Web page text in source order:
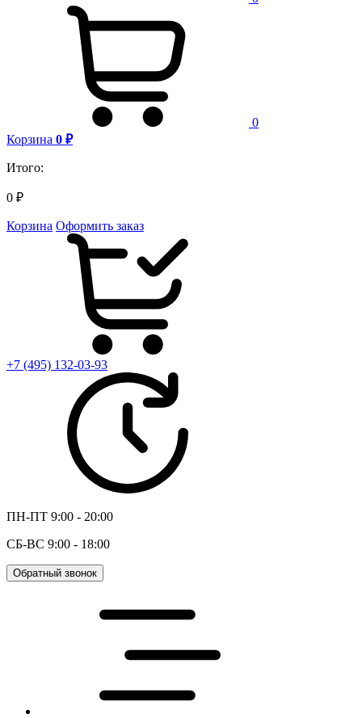
0
Корзина 0 ₽
Итого:
0 ₽
Корзина Оформить заказ
+7 (495) 132-03-93
ПН-ПТ 9:00 - 20:00
СБ-ВС 9:00 - 18:00
Обратный звонок